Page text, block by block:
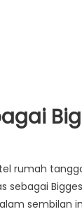
rumah
sebagai
sembilan